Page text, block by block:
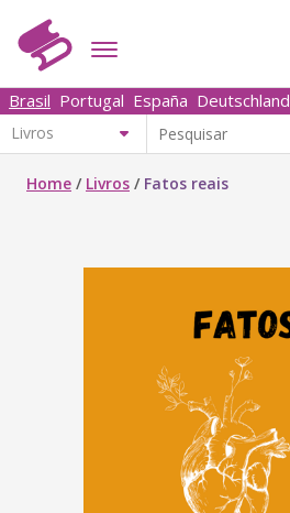
Brasil Portugal España Deutschland
Home / Livros / Fatos reais